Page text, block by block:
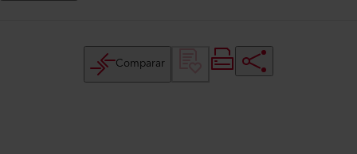
Comparar